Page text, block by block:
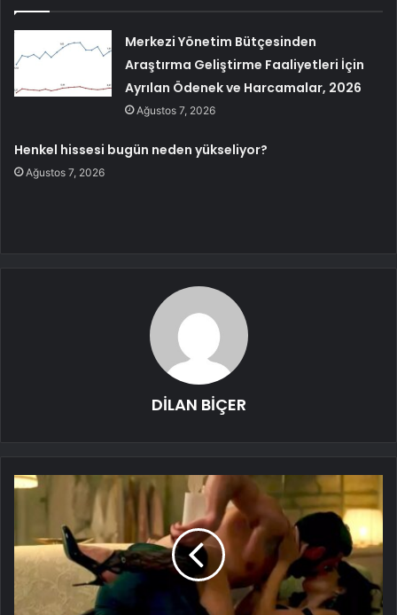
Merkezi Yönetim Bütçesinden
Araştırma Geliştirme Faaliyetleri İçin
Ayrılan Ödenek ve Harcamalar, 2026
Ağustos 7, 2026
Henkel hissesi bugün neden yükseliyor?
Ağustos 7, 2026
DİLAN BİÇER